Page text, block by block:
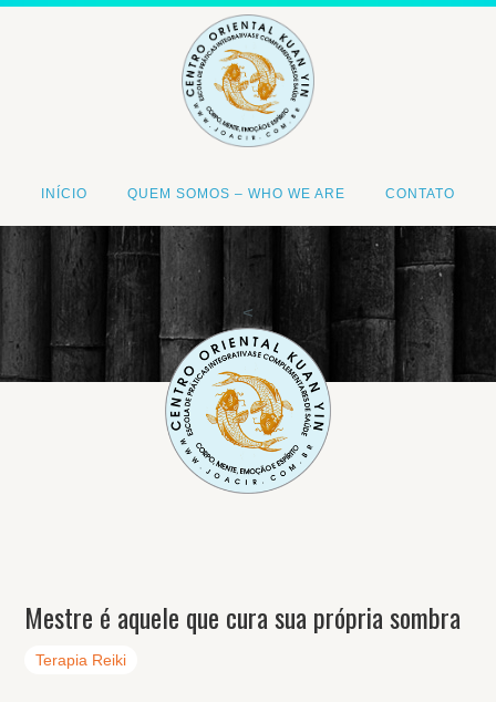
INÍCIO QUEM SOMOS – WHO WE ARE CONTATO
<
Mestre é aquele que cura sua própria sombra
Terapia Reiki